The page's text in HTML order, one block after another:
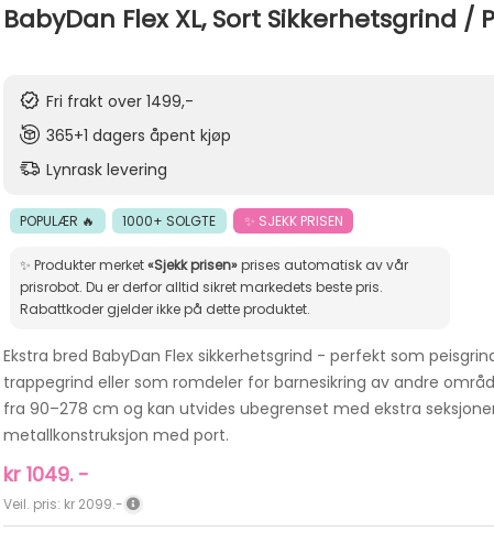
BabyDan Flex XL, Sort Sikkerhetsgrind /
Fri frakt over 1499,-
365+1 dagers åpent kjøp
Lynrask levering
POPULÆR 🔥 1000+ SOLGTE ✨ SJEKK PRISEN
✨ Produkter merket«Sjekk prisen»prises automatisk av vår
prisrobot. Du er derfor alltid sikret markedets beste pris.
Rabattkoder gjelder ikke på dette produktet.
Ekstra bred BabyDan Flex sikkerhetsgrind - perfekt som
trappegrind eller som romdeler for barnesikring av andre
fra 90–278 cm og kan utvides ubegrenset med ekstra
metallkonstruksjon med port.
kr 1049.-
Veil. pris: kr 2099.-